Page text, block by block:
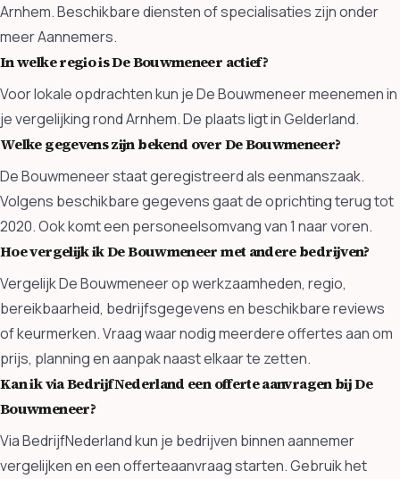
Arnhem. Beschikbare diensten of specialisaties zijn onder
meer Aannemers.
In welke regio is De Bouwmeneer actief?
Voor lokale opdrachten kun je De Bouwmeneer meenemen in
je vergelijking rond Arnhem. De plaats ligt in Gelderland.
Welke gegevens zijn bekend over De Bouwmeneer?
De Bouwmeneer staat geregistreerd als eenmanszaak.
Volgens beschikbare gegevens gaat de oprichting terug tot
2020. Ook komt een personeelsomvang van 1 naar voren.
Hoe vergelijk ik De Bouwmeneer met andere bedrijven?
Vergelijk De Bouwmeneer op werkzaamheden, regio,
bereikbaarheid, bedrijfsgegevens en beschikbare reviews
of keurmerken. Vraag waar nodig meerdere offertes aan om
prijs, planning en aanpak naast elkaar te zetten.
Kan ik via BedrijfNederland een offerte aanvragen bij De
Bouwmeneer?
Via BedrijfNederland kun je bedrijven binnen aannemer
vergelijken en een offerteaanvraag starten. Gebruik het